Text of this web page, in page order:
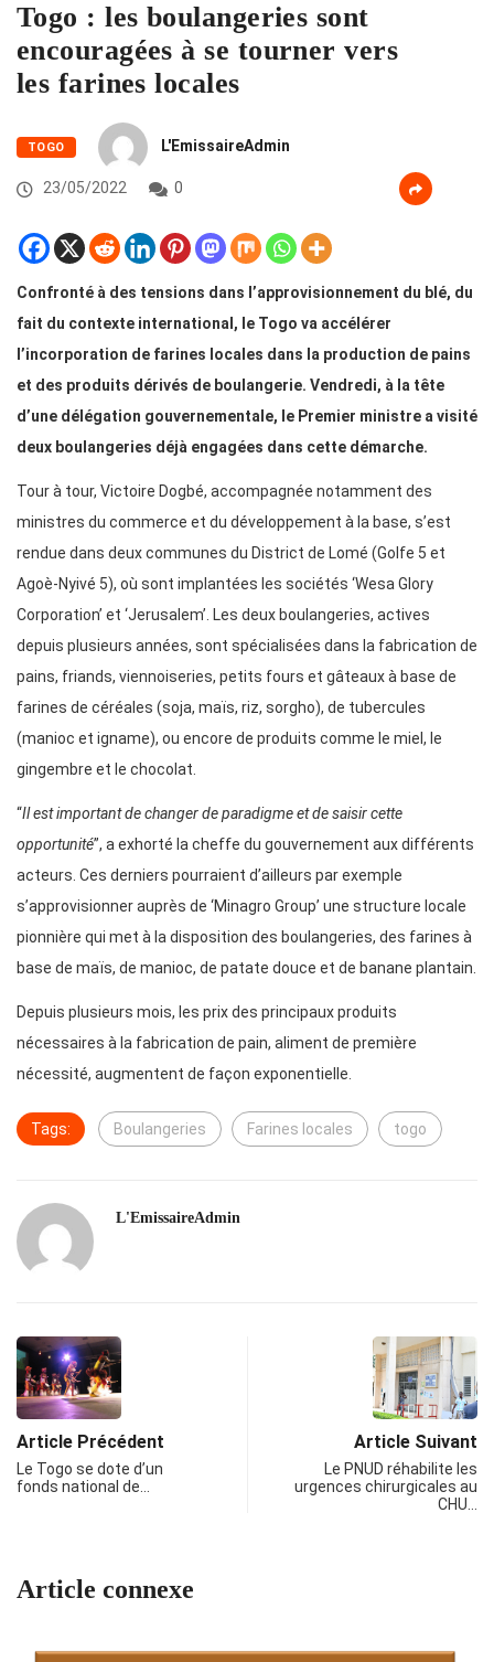
Togo : les boulangeries sont
encouragées à se tourner vers
les farines locales
TOGO L'EmissaireAdmin
23/05/2022 0
Confronté à des tensions dans l’approvisionnement du blé, du
fait du contexte international, le Togo va accélérer
l’incorporation de farines locales dans la production de pains
et des produits dérivés de boulangerie. Vendredi, à la tête
d’une délégation gouvernementale, le Premier ministre a visité
deux boulangeries déjà engagées dans cette démarche.
Tour à tour, Victoire Dogbé, accompagnée notamment des
ministres du commerce et du développement à la base, s’est
rendue dans deux communes du District de Lomé (Golfe 5 et
Agoè-Nyivé 5), où sont implantées les sociétés ‘Wesa Glory
Corporation’ et ‘Jerusalem’. Les deux boulangeries, actives
depuis plusieurs années, sont spécialisées dans la fabrication de
pains, friands, viennoiseries, petits fours et gâteaux à base de
farines de céréales (soja, maïs, riz, sorgho), de tubercules
(manioc et igname), ou encore de produits comme le miel, le
gingembre et le chocolat.
“Il est important de changer de paradigme et de saisir cette
opportunité”, a exhorté la cheffe du gouvernement aux différents
acteurs. Ces derniers pourraient d’ailleurs par exemple
s’approvisionner auprès de ‘Minagro Group’ une structure locale
pionnière qui met à la disposition des boulangeries, des farines à
base de maïs, de manioc, de patate douce et de banane plantain.
Depuis plusieurs mois, les prix des principaux produits
nécessaires à la fabrication de pain, aliment de première
nécessité, augmentent de façon exponentielle.
Tags: Boulangeries Farines locales togo
L'EmissaireAdmin
Article Précédent
Le Togo se dote d’un
fonds national de…
Article Suivant
Le PNUD réhabilite les
urgences chirurgicales au
CHU…
Article connexe